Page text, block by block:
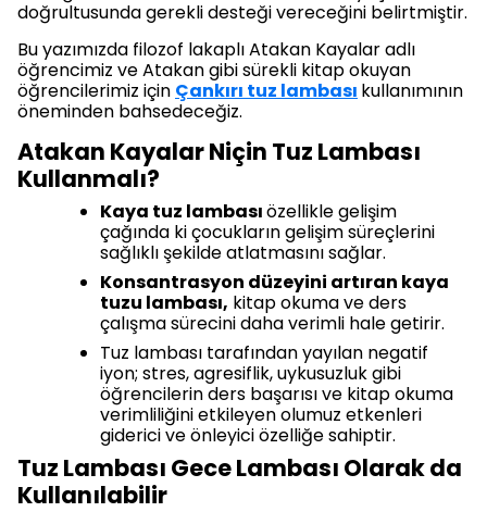
doğrultusunda gerekli desteği vereceğini belirtmiştir.
Bu yazımızda filozof lakaplı Atakan Kayalar adlı
öğrencimiz ve Atakan gibi sürekli kitap okuyan
öğrencilerimiz için Çankırı tuz lambası kullanımının
öneminden bahsedeceğiz.
Atakan Kayalar Niçin Tuz Lambası
Kullanmalı?
Kaya tuz lambasıözellikle gelişim
çağında ki çocukların gelişim süreçlerini
sağlıklı şekilde atlatmasını sağlar.
Konsantrasyon düzeyini artıran kaya
tuzu lambası, kitap okuma ve ders
çalışma sürecini daha verimli hale getirir.
Tuz lambası tarafından yayılan negatif
iyon; stres, agresiflik, uykusuzluk gibi
öğrencilerin ders başarısı ve kitap okuma
verimliliğini etkileyen olumuz etkenleri
giderici ve önleyici özelliğe sahiptir.
Tuz Lambası Gece Lambası Olarak da
Kullanılabilir